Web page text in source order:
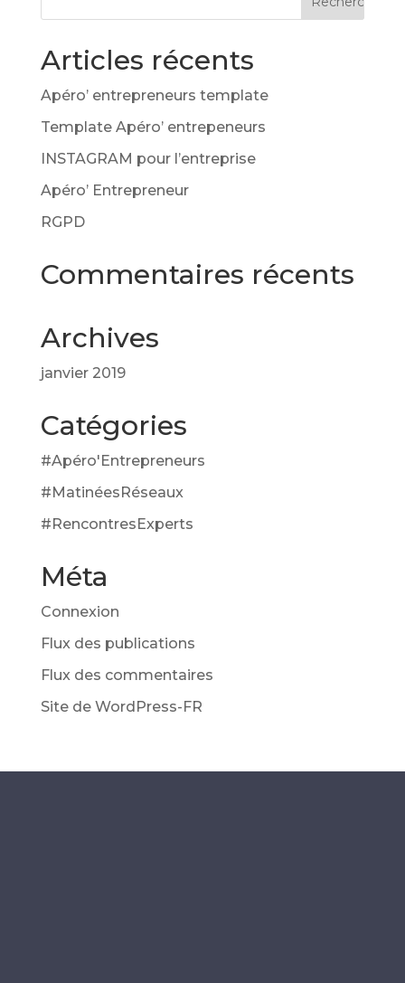
Articles récents
Apéro’ entrepreneurs template
Template Apéro’ entrepeneurs
INSTAGRAM pour l’entreprise
Apéro’ Entrepreneur
RGPD
Commentaires récents
Archives
janvier 2019
Catégories
#Apéro'Entrepreneurs
#MatinéesRéseaux
#RencontresExperts
Méta
Connexion
Flux des publications
Flux des commentaires
Site de WordPress-FR